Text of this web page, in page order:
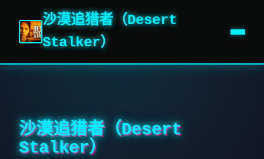
沙漠追猎者（Desert
Stalker）
沙漠追猎者（Desert
Stalker）